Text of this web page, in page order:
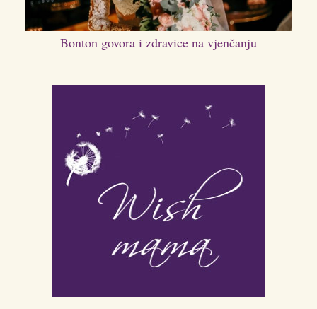
Bonton govora i zdravice na vjenčanju